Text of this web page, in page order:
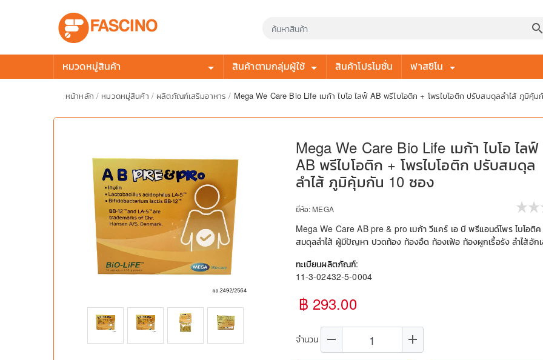
หมวดหมู่สินค้า สินค้าตามกลุ่มผู้ใช้ สินค้าโปรโมชั่น ฟาสซิโน
หน้าหลัก / หมวดหมู่สินค้า / ผลิตภัณฑ์เสริมอาหาร/ Mega We Care Bio Life เมก้า ไบโอ ไลฟ์ AB พรีไบโอติก + โพรไบโอติก ปรับสมดุลลำไส้ ภูมิคุ้ม
Mega We Care Bio Life เมก้า ไบโอ ไลฟ์
AB พรีไบโอติก + โพรไบโอติก ปรับสมดุล
ลำไส้ ภูมิคุ้มกัน 10 ซอง
ยี่ห้อ: MEGA
Mega We Care AB pre & pro เมก้า วีแคร์ เอ บี พรีแอนด์โพร ไบโอติ
สมดุลลำไส้ ผู้มีปัญหา ปวดท้อง ท้องอืด ท้องเฟ้อ ท้องผูกเรื้อรัง ลำไส้อัก
ทะเบียนผลิตภัณฑ์:
11-3-02432-5-0004
฿ 293.00
จำนวน remove add